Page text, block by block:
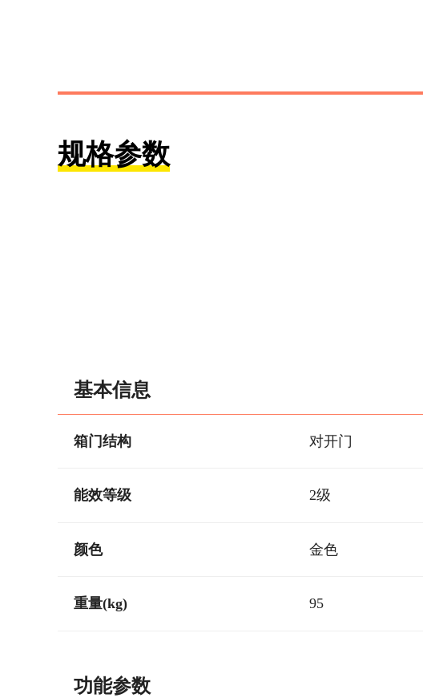
规格参数
基本信息
箱门结构 对开门
能效等级 2级
颜色 金色
重量(kg) 95
功能参数